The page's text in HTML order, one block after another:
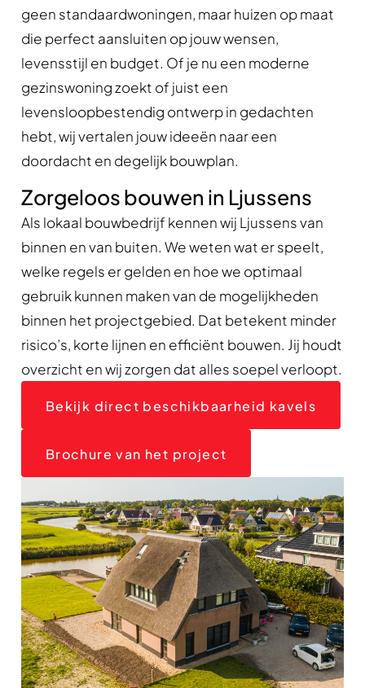
geen standaardwoningen, maar huizen op maat
die perfect aansluiten op jouw wensen,
levensstijl en budget. Of je nu een moderne
gezinswoning zoekt of juist een
levensloopbestendig ontwerp in gedachten
hebt, wij vertalen jouw ideeën naar een
doordacht en degelijk bouwplan.
Zorgeloos bouwen in Ljussens
Als lokaal bouwbedrijf kennen wij Ljussens van
binnen en van buiten. We weten wat er speelt,
welke regels er gelden en hoe we optimaal
gebruik kunnen maken van de mogelijkheden
binnen het projectgebied. Dat betekent minder
risico’s, korte lijnen en efficiënt bouwen. Jij houdt
overzicht en wij zorgen dat alles soepel verloopt.
Bekijk direct beschikbaarheid kavels
Brochure van het project